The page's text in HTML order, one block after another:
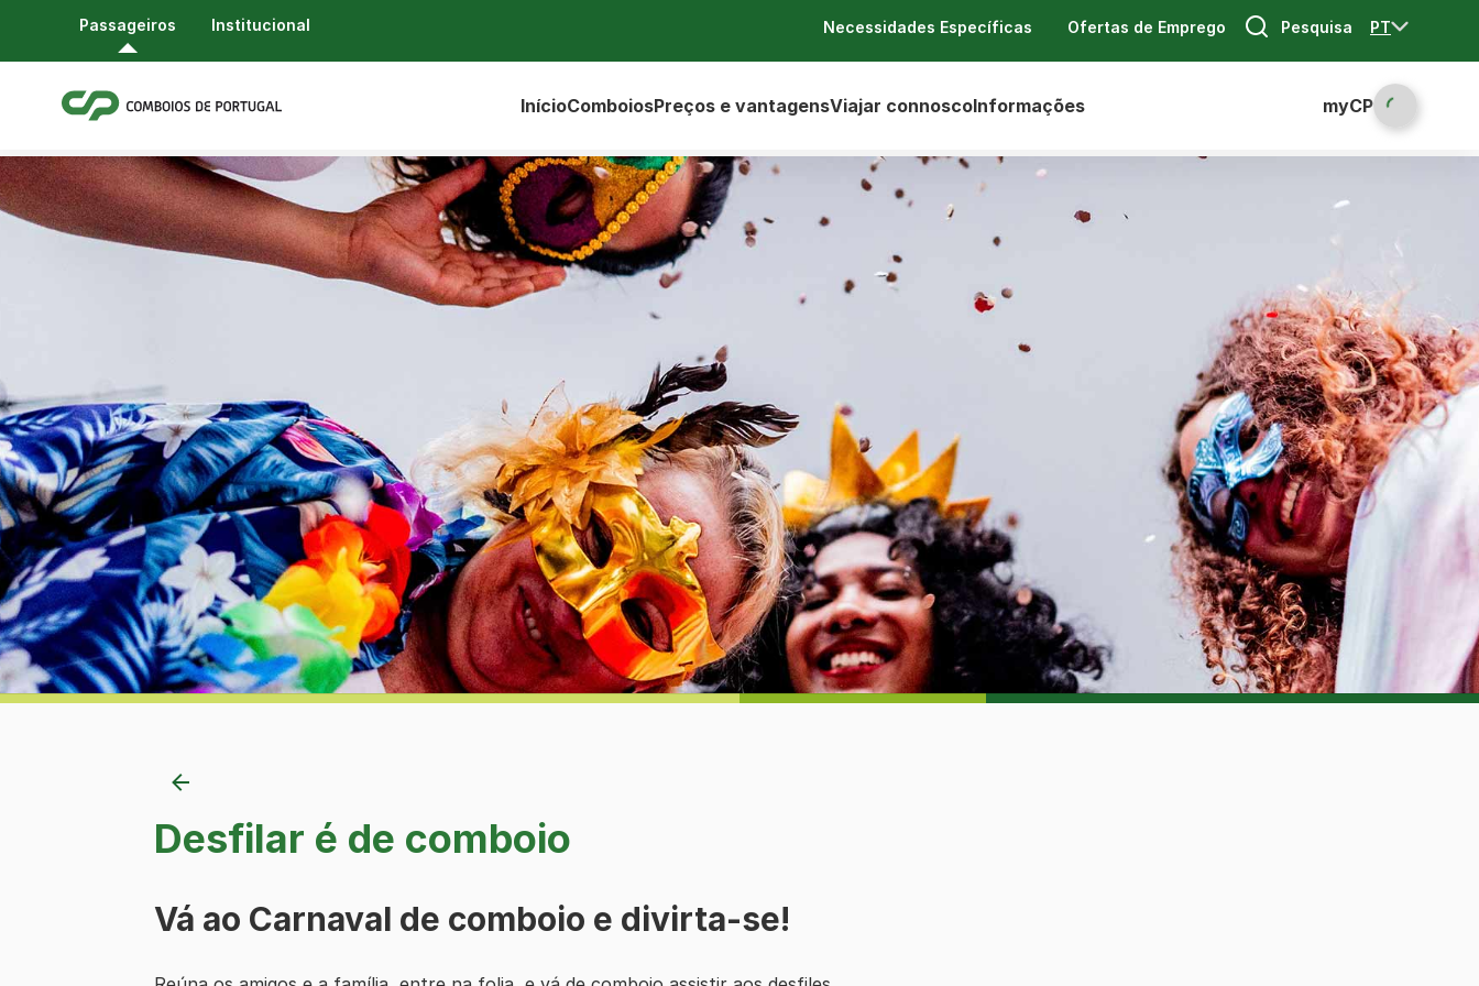
Institucional
Passageiros Necessidades Específicas Ofertas de Emprego Pesquisa PT
InícioComboiosPreços e vantagensViajar connoscoInformações myCP
Desfilar é de comboio
Vá ao Carnaval de comboio e divirta-se!